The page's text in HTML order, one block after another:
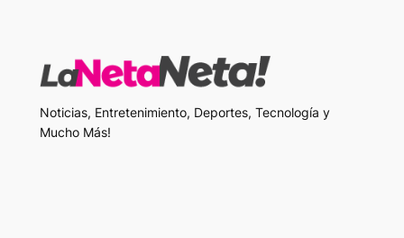
Noticias, Entretenimiento, Deportes, Tecnología y
Mucho Más!